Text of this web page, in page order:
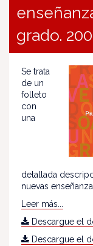
grado.
Se trata
de un
folleto
con
una
detallada
nuevas
Leer más...
Descargue el
Descargue el